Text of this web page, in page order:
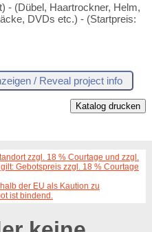
- (Dübel, Haartrockner, Helm,
DVDs etc.) - (Startpreis:
Katalog drucken
zzgl. 18 % Courtage und zzgl.
Gebotspreis zzgl. 18 % Courtage
der EU als Kaution zu
ist bindend.